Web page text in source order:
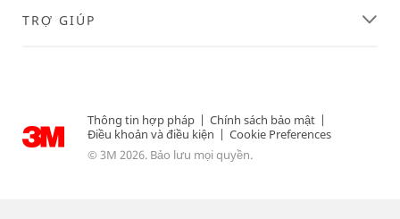
TRỢ GIÚP
Thông tin hợp pháp | Chính sách bảo mật |
Điều khoản và điều kiện | Cookie Preferences
© 3M 2026. Bảo lưu mọi quyền.